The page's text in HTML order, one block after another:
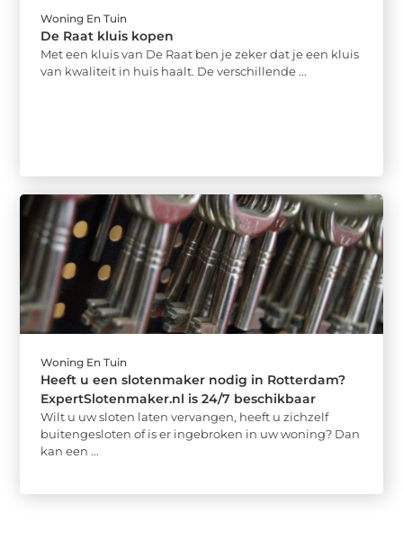
Woning En Tuin
De Raat kluis kopen
Met een kluis van De Raat ben je zeker dat je een kluis
van kwaliteit in huis haalt. De verschillende ...
Woning En Tuin
Heeft u een slotenmaker nodig in Rotterdam?
ExpertSlotenmaker.nl is 24/7 beschikbaar
Wilt u uw sloten laten vervangen, heeft u zichzelf
buitengesloten of is er ingebroken in uw woning? Dan
kan een ...